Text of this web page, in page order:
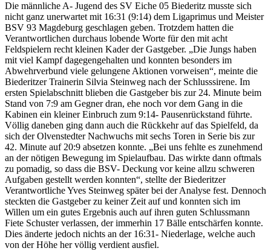
Die männliche A- Jugend des SV Eiche 05 Biederitz musste sich
nicht ganz unerwartet mit 16:31 (9:14) dem Ligaprimus und Meister
BSV 93 Magdeburg geschlagen geben. Trotzdem hatten die
Verantwortlichen durchaus lobende Worte für den mit acht
Feldspielern recht kleinen Kader der Gastgeber. „Die Jungs haben
mit viel Kampf dagegengehalten und konnten besonders im
Abwehrverbund viele gelungene Aktionen vorweisen“, meinte die
Biederitzer Trainerin Silvia Steinweg nach der Schlusssirene. Im
ersten Spielabschnitt blieben die Gastgeber bis zur 24. Minute beim
Stand von 7:9 am Gegner dran, ehe noch vor dem Gang in die
Kabinen ein kleiner Einbruch zum 9:14- Pausenrückstand führte.
Völlig daneben ging dann auch die Rückkehr auf das Spielfeld, da
sich der Olvenstedter Nachwuchs mit sechs Toren in Serie bis zur
42. Minute auf 20:9 absetzen konnte. „Bei uns fehlte es zunehmend
an der nötigen Bewegung im Spielaufbau. Das wirkte dann oftmals
zu pomadig, so dass die BSV- Deckung vor keine allzu schweren
Aufgaben gestellt werden konnten“, stellte der Biederitzer
Verantwortliche Yves Steinweg später bei der Analyse fest. Dennoch
steckten die Gastgeber zu keiner Zeit auf und konnten sich im
Willen um ein gutes Ergebnis auch auf ihren guten Schlussmann
Fiete Schuster verlassen, der immerhin 17 Bälle entschärfen konnte.
Dies änderte jedoch nichts an der 16:31- Niederlage, welche auch
von der Höhe her völlig verdient ausfiel.